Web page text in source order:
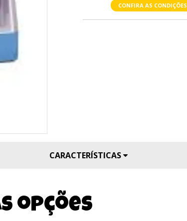
CONFIRA AS CONDIÇÕES
CARACTERÍSTICAS
opções